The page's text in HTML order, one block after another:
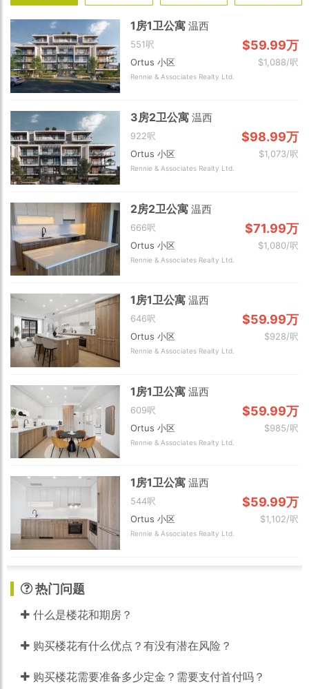
1房1卫公寓温西
551呎 $59.99万
Ortus 小区 $1,088/呎
Rennie & Associates Realty Ltd.
3房2卫公寓温西
922呎 $98.99万
Ortus 小区 $1,073/呎
Rennie & Associates Realty Ltd.
2房2卫公寓温西
666呎 $71.99万
Ortus 小区 $1,080/呎
Rennie & Associates Realty Ltd.
1房1卫公寓温西
646呎 $59.99万
Ortus 小区 $928/呎
Rennie & Associates Realty Ltd.
1房1卫公寓温西
609呎 $59.99万
Ortus 小区 $985/呎
Rennie & Associates Realty Ltd.
1房1卫公寓温西
544呎 $59.99万
Ortus 小区 $1,102/呎
Rennie & Associates Realty Ltd.
热门问题
什么是楼花和期房？
购买楼花有什么优点？有没有潜在风险？
购买楼花需要准备多少定金？需要支付首付吗？